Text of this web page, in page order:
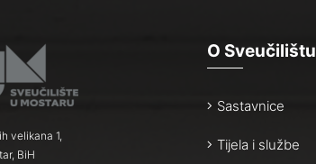
velikana 1,
BiH
O Sveučilištu
Sastavnice
Tijela i službe